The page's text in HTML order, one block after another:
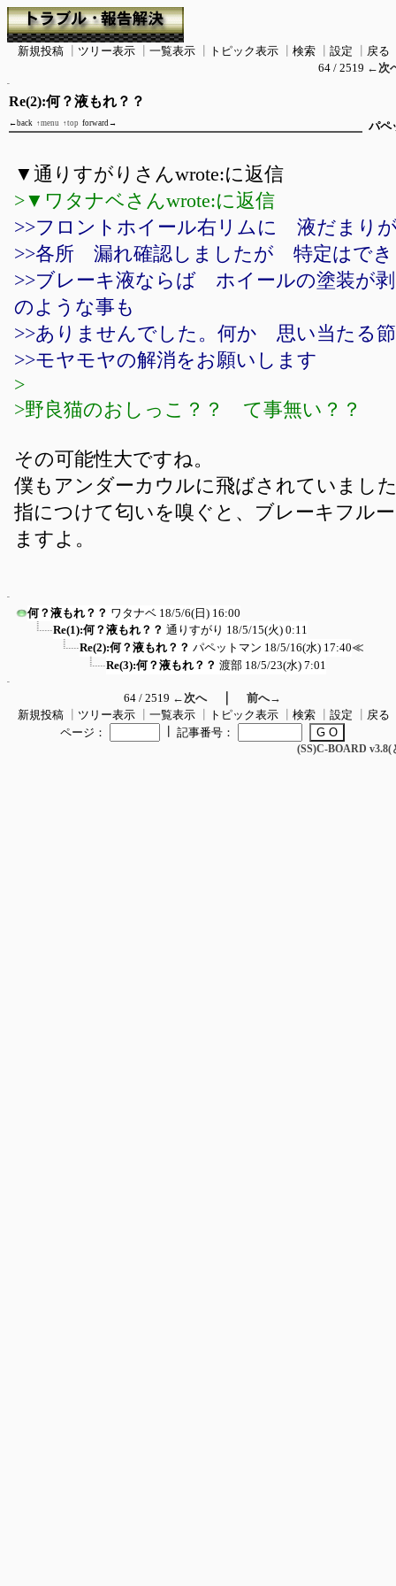
新規投稿 ツリー表示 一覧表示 トピック表示 検索 設定
戻る
64 / 2519 ←次
Re(2):何？液もれ？？
←back ↑menu ↑top forward→ パペ
▼通りすがりさんwrote:に返信
>▼ワタナベさんwrote:に返信
>>フロントホイール右リムに 液だまり
>>各所 漏れ確認しましたが 特定はでき
>>ブレーキ液ならば ホイールの塗装が
のような事も
>>ありませんでした。何か 思い当たる
>>モヤモヤの解消をお願いします
>
>野良猫のおしっこ？？ て事無い？？
その可能性大ですね。
僕もアンダーカウルに飛ばされていまし
指につけて匂いを嗅ぐと、ブレーキフル
ますよ。
何？液もれ？？ ワタナベ 18/5/6(日) 16:00
Re(1):何？液もれ？？ 通りすがり 18/5/15(火) 0:11
Re(2):何？液もれ？？ パペットマン 18/5/16(水) 17:40≪
Re(3):何？液もれ？？ 渡部 18/5/23(水) 7:01
64 / 2519 ←次へ｜ 前へ→
新規投稿
ツリー表示 一覧表示 トピック表示 検索 設定
戻る
ページ：
記事番号：
(SS)C-BOARD v3.8(